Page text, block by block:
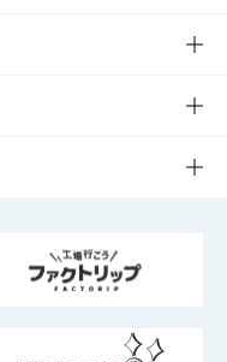
リティ経営